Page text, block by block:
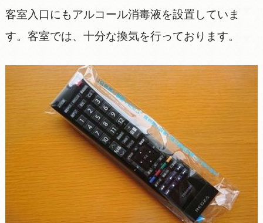
客室入口にもアルコール消毒液を設置していま
す。客室では、十分な換気を行っております。